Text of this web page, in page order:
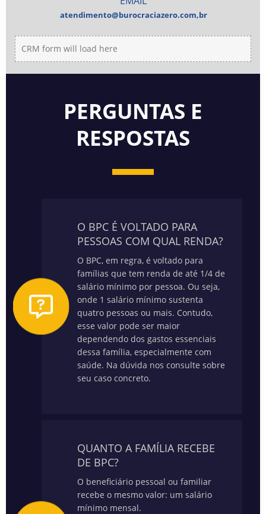
CRM form will load here
atendimento@burocraciazero.com,br
PERGUNTAS E
RESPOSTAS
O BPC É VOLTADO PARA
PESSOAS COM QUAL RENDA?
O BPC, em regra, é voltado para
famílias que tem renda de até 1/4 de
salário mínimo por pessoa. Ou seja,
onde 1 salário mínimo sustenta
quatro pessoas ou mais. Contudo,
esse valor pode ser maior
dependendo dos gastos essenciais
dessa família, especialmente com
saúde. Na dúvida nos consulte sobre
seu caso concreto.
QUANTO A FAMÍLIA RECEBE
DE BPC?
O beneficiário pessoal ou familiar
recebe o mesmo valor: um salário
mínimo mensal.